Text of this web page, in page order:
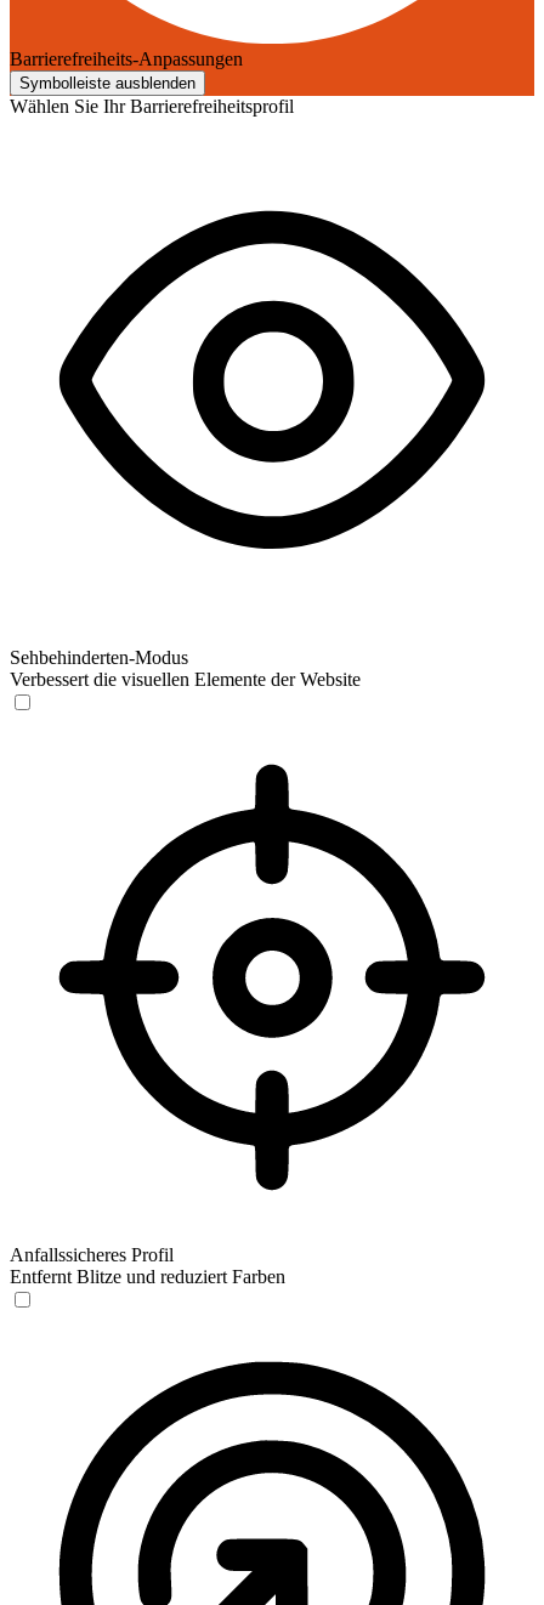
Barrierefreiheits-Anpassungen
Symbolleiste ausblenden
Wählen Sie Ihr Barrierefreiheitsprofil
Sehbehinderten-Modus
Verbessert die visuellen Elemente der Website
Anfallssicheres Profil
Entfernt Blitze und reduziert Farben